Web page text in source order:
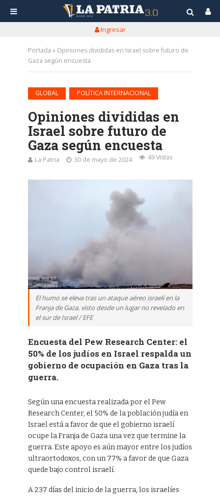
Ingresar
Portada » Opiniones divididas en Israel sobre futuro de
Gaza según encuesta
GLOBAL POLÍTICA INTERNACIONAL
Opiniones divididas en
Israel sobre futuro de
Gaza según encuesta
La Patria 30 de mayo de 2024 49 Vistas
El humo se eleva tras un ataque aéreo israelí en la
Franja de Gaza, visto desde un lugar no revelado en
el sur de Israel / EFE
Encuesta del Pew Research Center: el
50% de los judíos en Israel respalda un
gobierno de ocupación en Gaza tras la
guerra.
Según una encuesta realizada por el Pew
Research Center, el 50% de la población judía en
Israel está a favor de que el gobierno israelí
ocupe la Franja de Gaza una vez que termine la
guerra. Este apoyo es aún mayor entre los judíos
ultraortodoxos, con un 77% a favor de que Gaza
quede bajo control israelí.
A 237 días del inicio de la guerra, los israelíes